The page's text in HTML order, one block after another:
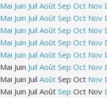
Mai Juin Juil Août Sep Oct Nov
Mai Juin Juil Août Sep Oct Nov
Mai Juin Juil Août Sep Oct Nov
Mai Juin Juil Août Sep Oct Nov
Mai Juin Juil Août Sep Oct Nov
Mai Juin Juil Août Sep Oct Nov
Mai Juin Juil Août Sep Oct Nov
Mai Juin Juil Août Sep Oct Nov